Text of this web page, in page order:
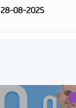
28-08-2025